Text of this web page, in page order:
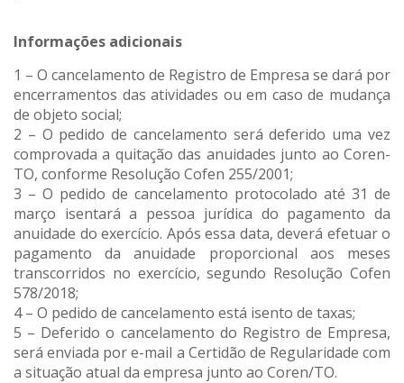
Informações adicionais
1 – O cancelamento de Registro de Empresa se dará por
encerramentos das atividades ou em caso de mudança
de objeto social;
2 – O pedido de cancelamento será deferido uma vez
comprovada a quitação das anuidades junto ao Coren-
TO, conforme Resolução Cofen 255/2001;
3 – O pedido de cancelamento protocolado até 31 de
março isentará a pessoa jurídica do pagamento da
anuidade do exercício. Após essa data, deverá efetuar o
pagamento da anuidade proporcional aos meses
transcorridos no exercício, segundo Resolução Cofen
578/2018;
4 – O pedido de cancelamento está isento de taxas;
5 – Deferido o cancelamento do Registro de Empresa,
será enviada por e-mail a Certidão de Regularidade com
a situação atual da empresa junto ao Coren/TO.